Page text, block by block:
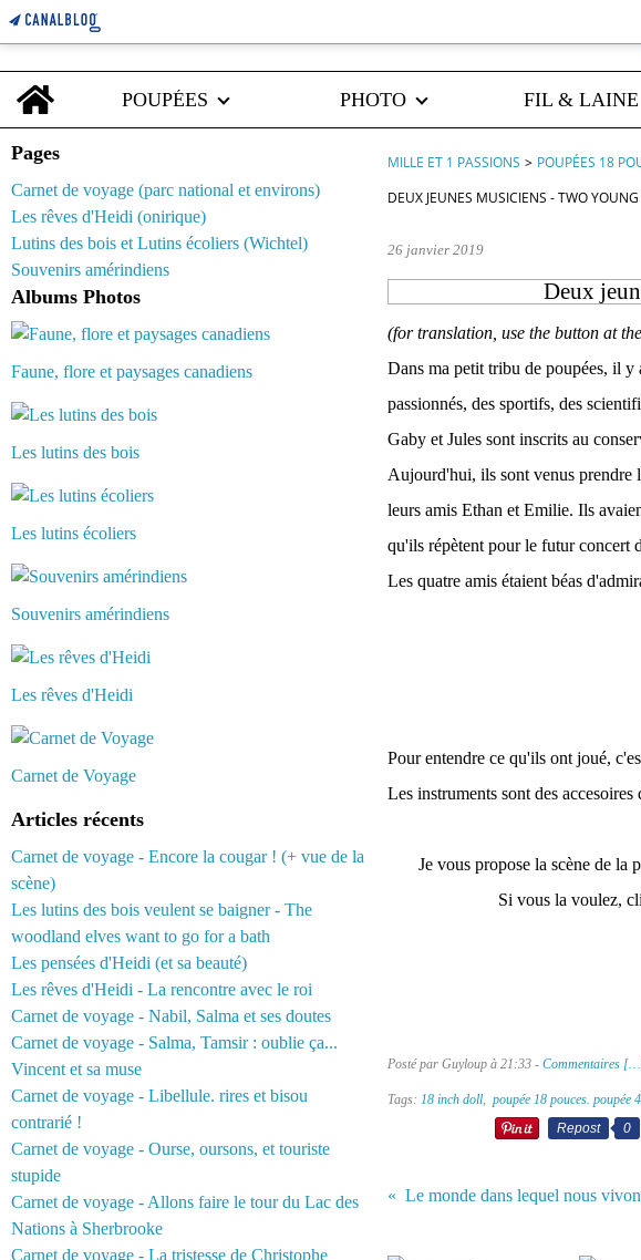
Home
POUPÉES
PHOTO FIL & LAINE
Pages
Carnet de voyage (parc national et environs)
Les rêves d'Heidi (onirique)
Lutins des bois et Lutins écoliers (Wichtel)
Souvenirs amérindiens
Albums Photos
Faune, flore et paysages canadiens
Les lutins des bois
Les lutins écoliers
Souvenirs amérindiens
Les rêves d'Heidi
Carnet de Voyage
Articles récents
Carnet de voyage - Encore la cougar ! (+ vue de la
scène)
Les lutins des bois veulent se baigner - The
woodland elves want to go for a bath
Les pensées d'Heidi (et sa beauté)
Les rêves d'Heidi - La rencontre avec le roi
Carnet de voyage - Nabil, Salma et ses doutes
Carnet de voyage - Salma, Tamsir : oublie ça...
Vincent et sa muse
Carnet de voyage - Libellule. rires et bisou
contrarié !
Carnet de voyage - Ourse, oursons, et touriste
stupide
Carnet de voyage - Allons faire le tour du Lac des
Nations à Sherbrooke
Carnet de voyage - La tristesse de Christophe
MILLE ET 1 PASSIONS > POUPÉES 18
DEUX JEUNES MUSICIENS - TWO
26 janvier 2019
Deux
(for translation, use the button at
Dans ma petit tribu de poupées, il y
passionnés, des sportifs, des
Gaby et Jules sont inscrits au
Aujourd'hui, ils sont venus prendre
leurs amis Ethan et Emilie. Ils
qu'ils répètent pour le futur concert
Les quatre amis étaient béas
Pour entendre ce qu'ils ont joué,
Les instruments sont des
Je vous propose la scène de la
Si vous la voulez,
Posté par Guyloup à 21:33 - Commentaires […
Tags: 18 inch doll, poupée 18 pouces. poupée
Repost
0